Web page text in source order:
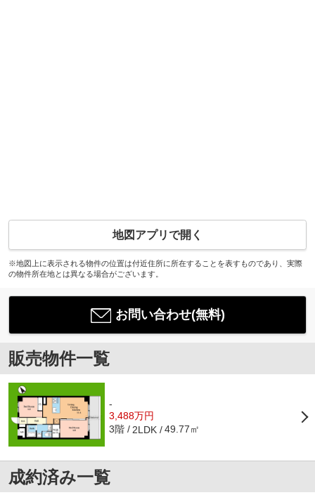
地図アプリで開く
※地図上に表示される物件の位置は付近住所に所在することを表すものであり、実際
の物件所在地とは異なる場合がございます。
お問い合わせ(無料)
販売物件一覧
-
3,488万円
3階 2LDK 49.77㎡
成約済み一覧